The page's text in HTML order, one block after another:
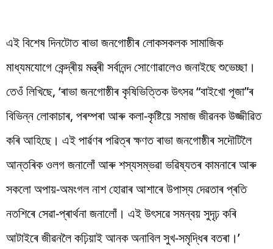
এই বিশেষ দিনটোত ৰাভা জনগোষ্ঠীৰ লোকসকলক সামাজিক
মাধ্যমযোগে কেন্দ্ৰীয় মন্ত্ৰী সৰ্বানন্দ সোণোৱালেও জনাইছে শুভেচ্ছা।
তেওঁ লিখিছে, ‘ৰাভা জনগোষ্ঠীৰ কৃষিভিত্তিক উৎসৱ “বাইখো পূজা”ৰ
বিভিন্ন লোকাচাৰ, পৰম্পৰা আৰু কলা-কৃষ্টিয়ে সমাজ জীৱনক উজ্জীৱিত
কৰি আহিছে। এই পাৰ্ৱণৰ পৱিত্ৰ ক্ষণত ৰাভা জনগোষ্ঠীৰ সদৌটিলৈ
আন্তৰিক ওলগ জনালোঁ আৰু শস্যসম্ভৱা ভৱিষ্যতৰ কামনাৰে আৰু
সকলো অপায়-অমংগল নাশ হোৱাৰ আশাৰে উপাস্য দেৱতাৰ প্ৰতি
নতশিৰে সেৱা-প্ৰাৰ্থনা জনালোঁ। এই উৎসৱে সমন্বয় সুদৃঢ় কৰি
আটাইৰে জীৱনলৈ কঢ়িয়াই আনক অনাবিল সুখ-সমৃদ্ধিৰ বতৰা।’